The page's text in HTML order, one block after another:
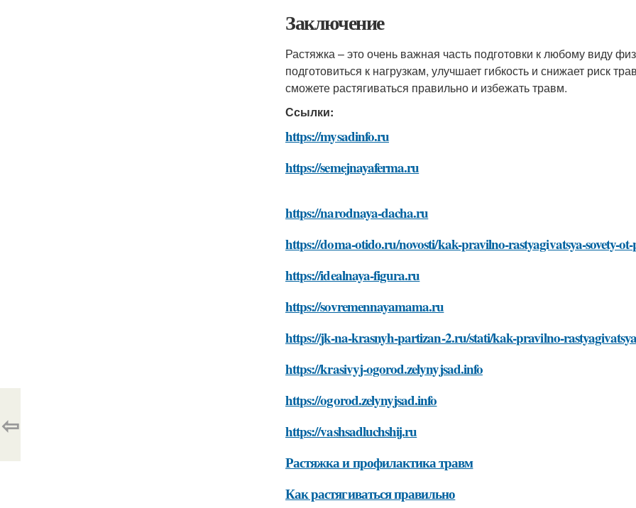
Заключение
Растяжка – это очень важная часть подготовки к любому виду
подготовиться к нагрузкам, улучшает гибкость и снижает риск
сможете растягиваться правильно и избежать травм.
Ссылки:
https://mysadinfo.ru
https://semejnayaferma.ru
https://narodnaya-dacha.ru
https://doma-otido.ru/novosti/kak-pravilno-rastyagivatsya-sovety-ot-
https://idealnaya-figura.ru
https://sovremennayamama.ru
https://jk-na-krasnyh-partizan-2.ru/stati/kak-pravilno-
https://krasivyj-ogorod.zelynyjsad.info
https://ogorod.zelynyjsad.info
https://vashsadluchshij.ru
Растяжка и профилактика травм
Как растягиваться правильно
⇦